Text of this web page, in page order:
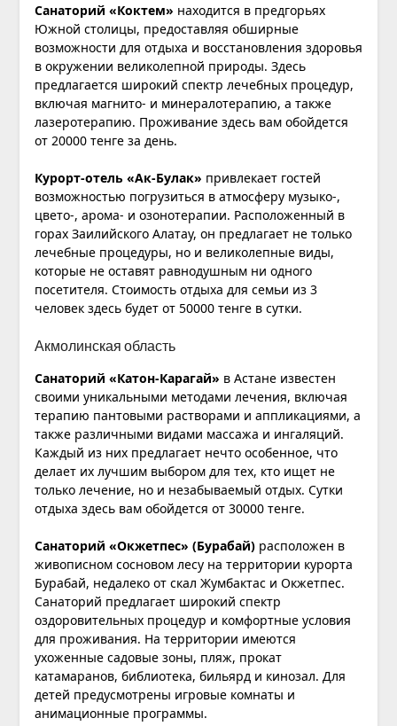
Санаторий «Коктем» находится в предгорьях
Южной столицы, предоставляя обширные
возможности для отдыха и восстановления здоровья
в окружении великолепной природы. Здесь
предлагается широкий спектр лечебных процедур,
включая магнито- и минералотерапию, а также
лазеротерапию. Проживание здесь вам обойдется
от 20000 тенге за день.
Курорт-отель «Ак-Булак» привлекает гостей
возможностью погрузиться в атмосферу музыко-,
цвето-, арома- и озонотерапии. Расположенный в
горах Заилийского Алатау, он предлагает не только
лечебные процедуры, но и великолепные виды,
которые не оставят равнодушным ни одного
посетителя. Стоимость отдыха для семьи из 3
человек здесь будет от 50000 тенге в сутки.
Акмолинская область
Санаторий «Катон-Карагай» в Астане известен
своими уникальными методами лечения, включая
терапию пантовыми растворами и аппликациями, а
также различными видами массажа и ингаляций.
Каждый из них предлагает нечто особенное, что
делает их лучшим выбором для тех, кто ищет не
только лечение, но и незабываемый отдых. Сутки
отдыха здесь вам обойдется от 30000 тенге.
Санаторий «Окжетпес» (Бурабай) расположен в
живописном сосновом лесу на территории курорта
Бурабай, недалеко от скал Жумбактас и Окжетпес.
Санаторий предлагает широкий спектр
оздоровительных процедур и комфортные условия
для проживания. На территории имеются
ухоженные садовые зоны, пляж, прокат
катамаранов, библиотека, бильярд и кинозал. Для
детей предусмотрены игровые комнаты и
анимационные программы.